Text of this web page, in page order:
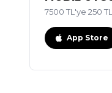
7500 TL'ye 250
App Store